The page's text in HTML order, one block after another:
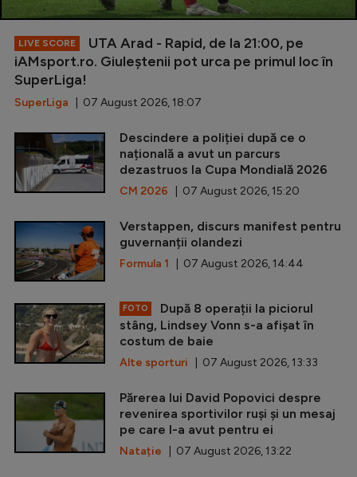
LIVE SCORE
UTA Arad - Rapid, de la 21:00, pe
iAMsport.ro. Giuleștenii pot urca pe primul loc în
SuperLiga!
SuperLiga | 07 August 2026, 18:07
Descindere a poliției după ce o
națională a avut un parcurs
dezastruos la Cupa Mondială 2026
CM 2026 | 07 August 2026, 15:20
Verstappen, discurs manifest pentru
guvernanții olandezi
Formula 1 | 07 August 2026, 14:44
FOTO
După 8 operații la piciorul
stâng, Lindsey Vonn s-a afișat în
costum de baie
Alte sporturi | 07 August 2026, 13:33
Părerea lui David Popovici despre
revenirea sportivilor ruși și un mesaj
pe care l-a avut pentru ei
Natație | 07 August 2026, 13:22